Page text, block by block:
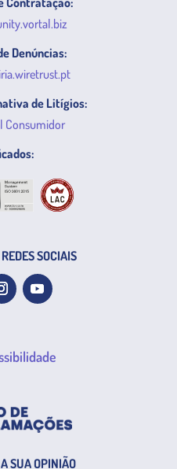
Denúncias:
de Litígios:
Consumidor
SOCIAIS
SUA OPINIÃO